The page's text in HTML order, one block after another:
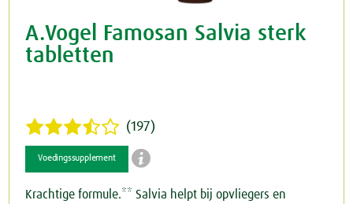
A.Vogel Famosan Salvia sterk
tabletten
(197)
Voedingssupplement 
Krachtige formule.** Salvia helpt bij opvliegers en